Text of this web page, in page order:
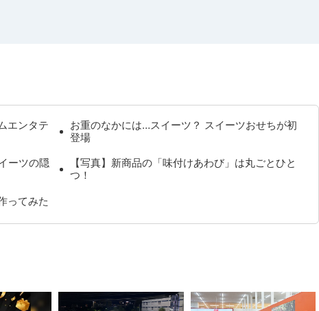
エンタテ
お重のなかには…スイーツ？ スイーツおせちが初
登場
ーツの隠
【写真】新商品の「味付けあわび」は丸ごとひと
つ！
ってみた